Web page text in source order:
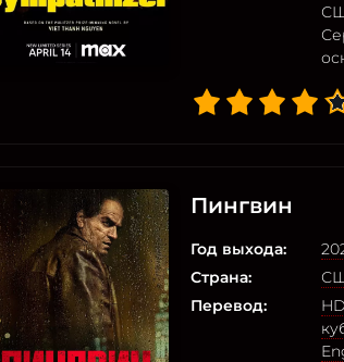
Пингвин
Год выхода:
Страна:
Перевод: